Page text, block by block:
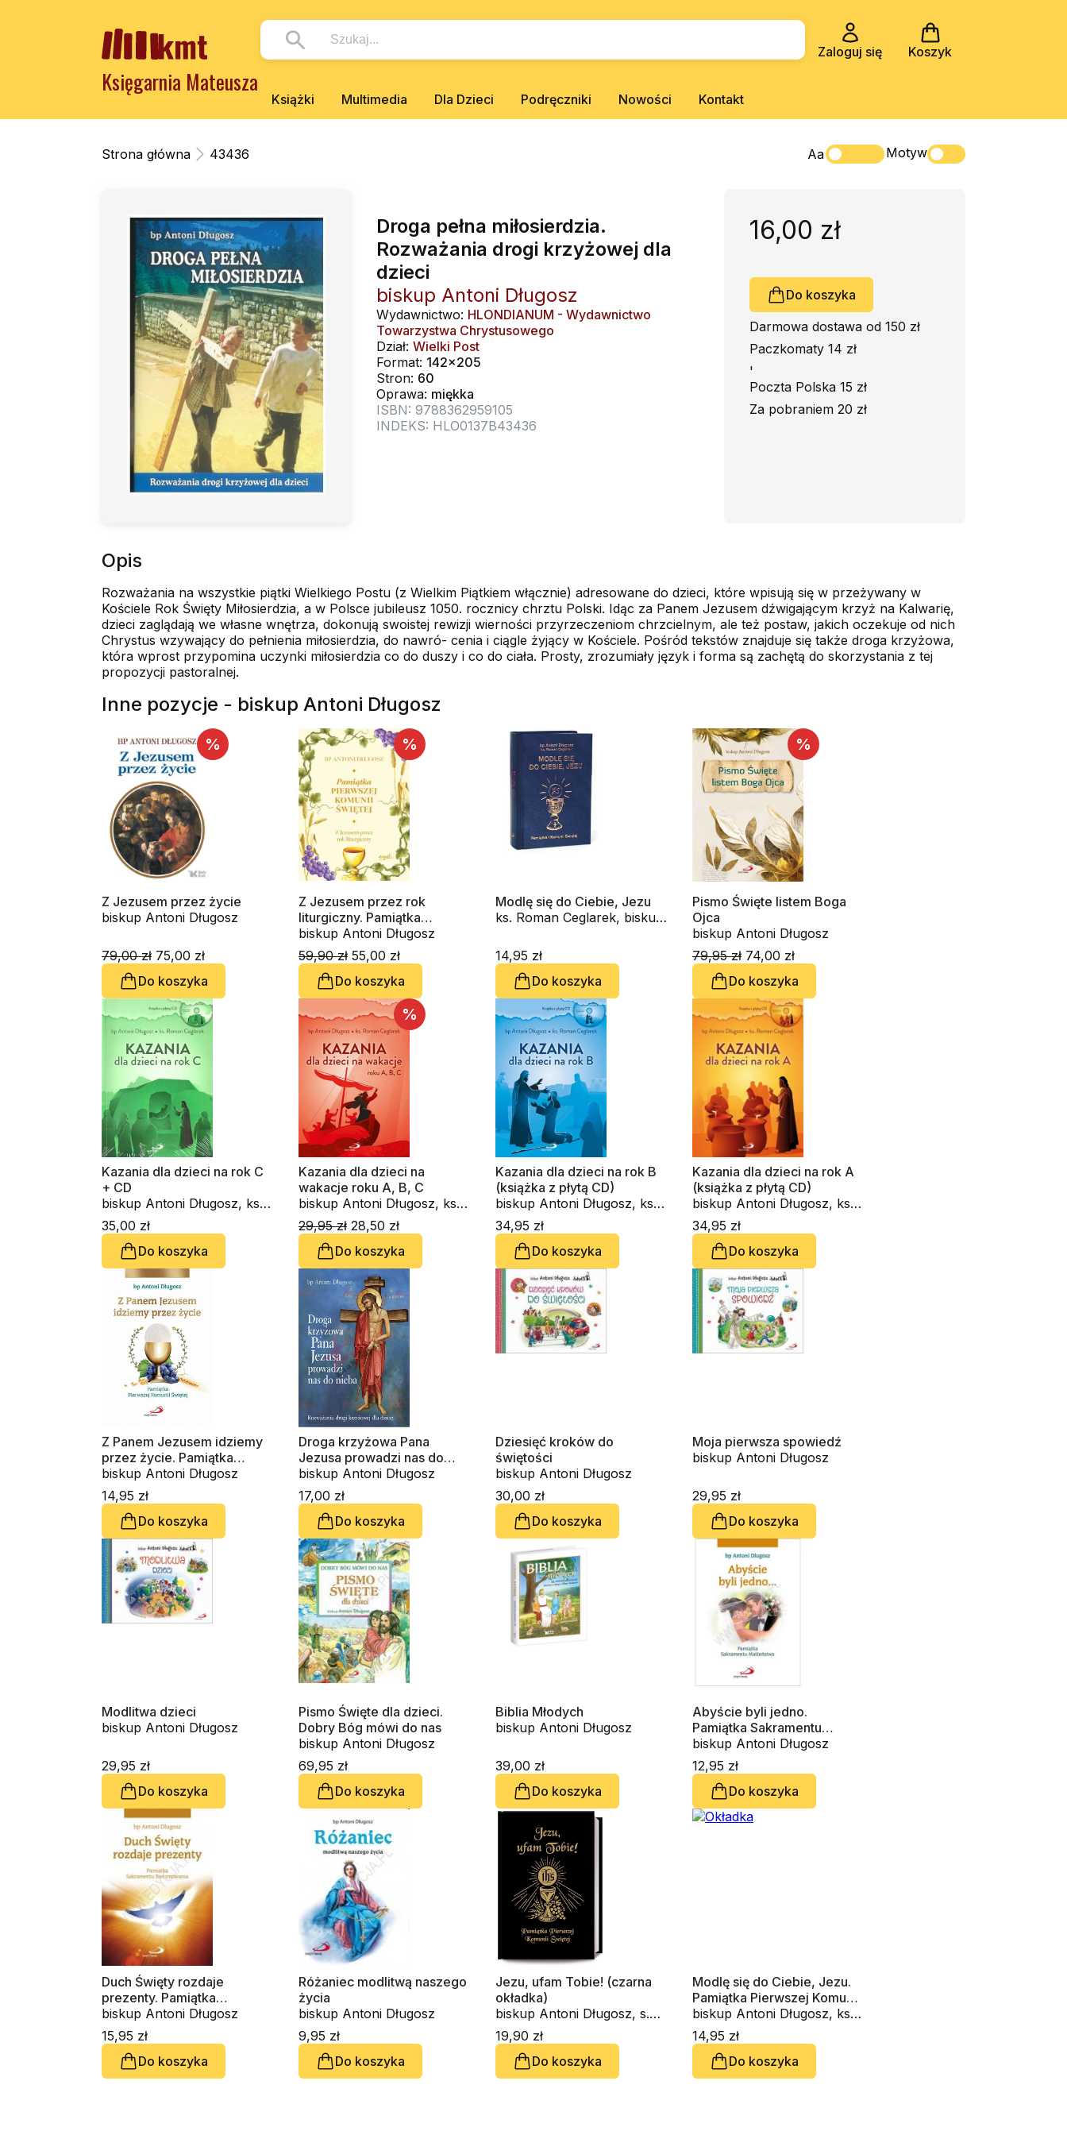
Zaloguj się Koszyk
Księgarnia Mateusza
Książki Multimedia Dla Dzieci Podręczniki Nowości Kontakt
Strona główna 43436 Aa Motyw
Droga pełna miłosierdzia.
Rozważania drogi krzyżowej dla
dzieci
biskup Antoni Długosz
Wydawnictwo: HLONDIANUM - Wydawnictwo
Towarzystwa Chrystusowego
Dział: Wielki Post
Format: 142x205
Stron: 60
Oprawa: miękka
ISBN: 9788362959105
INDEKS: HLO0137B43436
16,00 zł
Do koszyka
Darmowa dostawa od 150 zł
Paczkomaty 14 zł
'
Poczta Polska 15 zł
Za pobraniem 20 zł
Opis
Rozważania na wszystkie piątki Wielkiego Postu (z Wielkim Piątkiem włącznie) adresowane do dzieci, które wpisują się w przeżywany w
Kościele Rok Święty Miłosierdzia, a w Polsce jubileusz 1050. rocznicy chrztu Polski. Idąc za Panem Jezusem dźwigającym krzyż na Kalwarię,
dzieci zaglądają we własne wnętrza, dokonują swoistej rewizji wierności przyrzeczeniom chrzcielnym, ale też postaw, jakich oczekuje od nich
Chrystus wzywający do pełnienia miłosierdzia, do nawró- cenia i ciągle żyjący w Kościele. Pośród tekstów znajduje się także droga krzyżowa,
która wprost przypomina uczynki miłosierdzia co do duszy i co do ciała. Prosty, zrozumiały język i forma są zachętą do skorzystania z tej
propozycji pastoralnej.
Inne pozycje - biskup Antoni Długosz
%
Z Jezusem przez życie
biskup Antoni Długosz
79,00 zł 75,00 zł
Do koszyka
%
Z Jezusem przez rok
liturgiczny. Pamiątka
Pierwszej Komunii Świętej
biskup Antoni Długosz
59,90 zł 55,00 zł
Do koszyka
Modlę się do Ciebie, Jezu
ks. Roman Ceglarek, biskup
14,95 zł
Do koszyka
%
Pismo Święte listem Boga
Ojca
biskup Antoni Długosz
79,95 zł 74,00 zł
Do koszyka
Kazania dla dzieci na rok C
+ CD
biskup Antoni Długosz, ks.
Roman Ceglarek
35,00 zł
Do koszyka
%
Kazania dla dzieci na
wakacje roku A, B, C
biskup Antoni Długosz, ks.
Roman Ceglarek
29,95 zł 28,50 zł
Do koszyka
Kazania dla dzieci na rok B
(książka z płytą CD)
biskup Antoni Długosz, ks.
Roman Ceglarek
34,95 zł
Do koszyka
Kazania dla dzieci na rok A
(książka z płytą CD)
biskup Antoni Długosz, ks.
Roman Ceglarek
34,95 zł
Do koszyka
Z Panem Jezusem idziemy
przez życie. Pamiątka
Pierwszej Komunii Świętej
biskup Antoni Długosz
14,95 zł
Do koszyka
Droga krzyżowa Pana
Jezusa prowadzi nas do
nieba. Rozważania drogi
krzyżowej dla dzieci
biskup Antoni Długosz
17,00 zł
Do koszyka
Dziesięć kroków do
świętości
biskup Antoni Długosz
30,00 zł
Do koszyka
Moja pierwsza spowiedź
biskup Antoni Długosz
29,95 zł
Do koszyka
Modlitwa dzieci
biskup Antoni Długosz
29,95 zł
Do koszyka
Pismo Święte dla dzieci.
Dobry Bóg mówi do nas
biskup Antoni Długosz
69,95 zł
Do koszyka
Biblia Młodych
biskup Antoni Długosz
39,00 zł
Do koszyka
Abyście byli jedno.
Pamiątka Sakramentu
Małżeństwa
biskup Antoni Długosz
12,95 zł
Do koszyka
Duch Święty rozdaje
prezenty. Pamiątka
Sakramentu Bierzmowania
(gołębica)
biskup Antoni Długosz
15,95 zł
Do koszyka
Różaniec modlitwą naszego
życia
biskup Antoni Długosz
9,95 zł
Do koszyka
Jezu, ufam Tobie! (czarna
okładka)
biskup Antoni Długosz, s.
Bożena Maria Hanusiak
19,90 zł
Do koszyka
Modlę się do Ciebie, Jezu.
Pamiątka Pierwszej Komunii
Świętej
biskup Antoni Długosz, ks.
Roman Ceglarek
14,95 zł
Do koszyka